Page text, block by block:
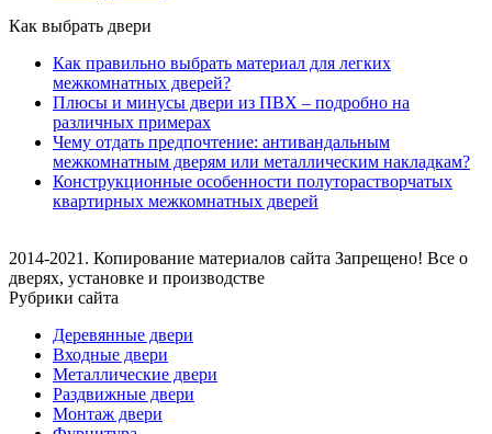
Как выбрать двери
Как правильно выбрать материал для легких
межкомнатных дверей?
Плюсы и минусы двери из ПВХ – подробно на
различных примерах
Чему отдать предпочтение: антивандальным
межкомнатным дверям или металлическим накладкам?
Конструкционные особенности полуторастворчатых
квартирных межкомнатных дверей
2014-2021. Копирование материалов сайта Запрещено! Все о
дверях, установке и производстве
Рубрики сайта
Деревянные двери
Входные двери
Металлические двери
Раздвижные двери
Монтаж двери